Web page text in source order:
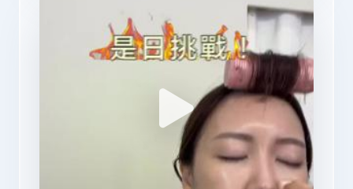
凡於今次團購成功落單，
只要喺呢條 Reels 留言你嘅 訂單編號，
我會喺團購結束後抽出 3 位，每人送出一把櫻桃梳！
呢部新機究竟係咩嚟？同 Booster Pro 又有咩分別？🤔
最簡單咁講，
Booster Pro X2 = 醫美效果 🌟
Booster Glow = 醫美前後的養肌修護 ✅
你可以當佢係好似喺韓國做完 treatment 之後，
皮膚科通常會再加做嘅修護管理。
因為做完輪廓、緊緻或者其他美容療程之後，
唔係做完就算，最後嘅鎮靜、補水同修護都好重要，
先可以令肌膚狀態更加穩定✨